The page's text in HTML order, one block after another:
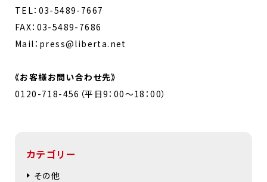
TEL：03-5489-7667
FAX：03-5489-7686
Mail：press@liberta.net
《お客様お問い合わせ先》
0120-718-456（平日9：00～18：00）
カテゴリー
その他